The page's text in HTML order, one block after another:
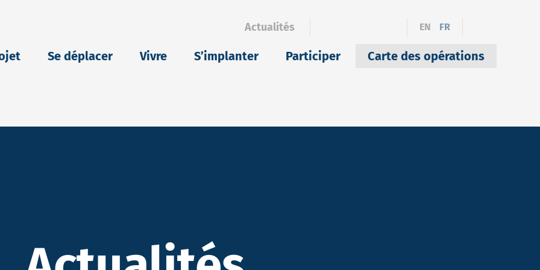
Actualités EN FR
Se déplacer Vivre S’implanter Participer Carte des opérations